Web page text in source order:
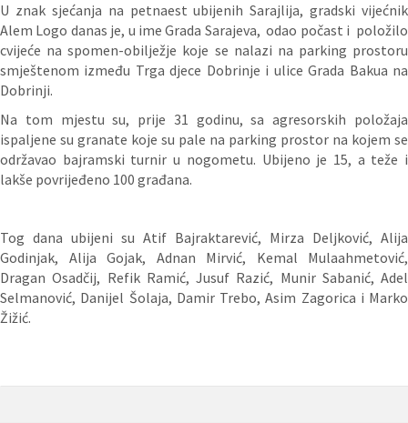
U znak sjećanja na petnaest ubijenih Sarajlija, gradski vijećnik
Alem Logo danas je, u ime Grada Sarajeva, odao počast i položilo
cvijeće na spomen-obilježje koje se nalazi na parking prostoru
smještenom između Trga djece Dobrinje i ulice Grada Bakua na
Dobrinji.
Na tom mjestu su, prije 31 godinu, sa agresorskih položaja
ispaljene su granate koje su pale na parking prostor na kojem se
održavao bajramski turnir u nogometu. Ubijeno je 15, a teže i
lakše povrijeđeno 100 građana.
Tog dana ubijeni su Atif Bajraktarević, Mirza Deljković, Alija
Godinjak, Alija Gojak, Adnan Mirvić, Kemal Mulaahmetović,
Dragan Osadčij, Refik Ramić, Jusuf Razić, Munir Sabanić, Adel
Selmanović, Danijel Šolaja, Damir Trebo, Asim Zagorica i Marko
Žižić.